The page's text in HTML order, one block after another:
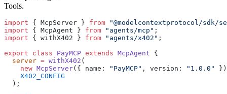
Tools.
import { McpServer } from "@modelcontextprotocol/sdk/
import { McpAgent } from "agents/mcp" ;
import { withX402 } from "agents/x402" ;
export class PayMCP extends McpAgent {
  server
= withX402 (
    new
McpServer({ name: "PayMCP" , version: "1.0.0"
    X402_CONFIG
  );